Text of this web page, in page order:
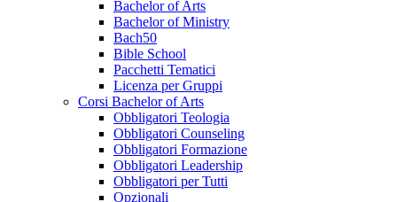
Bachelor of Arts
Bachelor of Ministry
Bach50
Bible School
Pacchetti Tematici
Licenza per Gruppi
Corsi Bachelor of Arts
Obbligatori Teologia
Obbligatori Counseling
Obbligatori Formazione
Obbligatori Leadership
Obbligatori per Tutti
Opzionali